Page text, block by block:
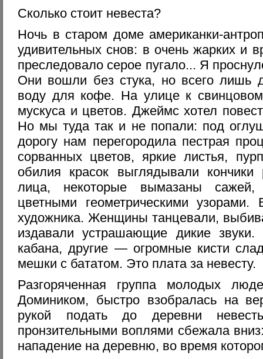
Сколько стоит невеста?
Ночь в старом доме американки-
удивительных снов: в очень жарких и
преследовало серое пугало... Я
Они вошли без стука, но всего лишь
воду для кофе. На улице к
мускуса и цветов. Джеймс хотел
Но мы туда так и не попали: под
дорогу нам перегородила пестрая
сорванных цветов, яркие листья,
обилия красок выглядывали
лица, некоторые вымазаны сажей,
цветными геометрическими узорами.
художника. Женщины танцевали,
издавали устрашающие дикие
кабана, другие — огромные кисти
мешки с бататом. Это плата за невесту.
Разгоряченная группа молодых
Домиником, быстро взобралась на
рукой подать до деревни
пронзительными воплями сбежала
нападение на деревню, во время